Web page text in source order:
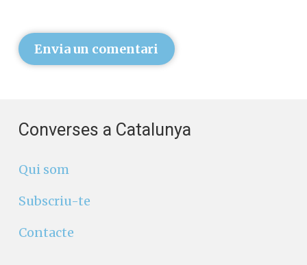
Envia un comentari
Converses a Catalunya
Qui som
Subscriu-te
Contacte